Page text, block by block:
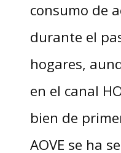
consumo de
durante el
hogares,
en el canal
bien de
AOVE se ha